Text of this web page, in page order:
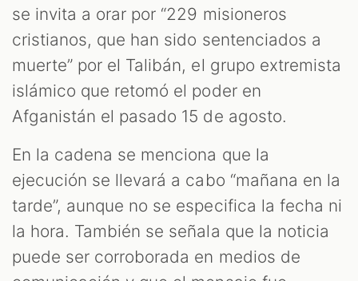
se invita a orar por “229 misioneros
cristianos, que han sido sentenciados a
muerte” por el Talibán, el grupo extremista
islámico que retomó el poder en
Afganistán el pasado 15 de agosto.
En la cadena se menciona que la
ejecución se llevará a cabo “mañana en la
tarde”, aunque no se especifica la fecha ni
la hora. También se señala que la noticia
puede ser corroborada en medios de